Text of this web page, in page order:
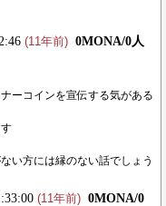
(11年前) 0MONA/0人
ーコインを宣伝する気がある
い方には縁のない話でしょう
(11年前) 0MONA/0